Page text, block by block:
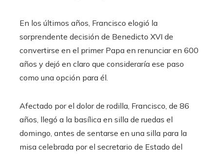
En los últimos años, Francisco elogió la
sorprendente decisión de Benedicto XVI de
convertirse en el primer Papa en renunciar en 600
años y dejó en claro que consideraría ese paso
como una opción para él.
Afectado por el dolor de rodilla, Francisco, de 86
años, llegó a la basílica en silla de ruedas el
domingo, antes de sentarse en una silla para la
misa celebrada por el secretario de Estado del